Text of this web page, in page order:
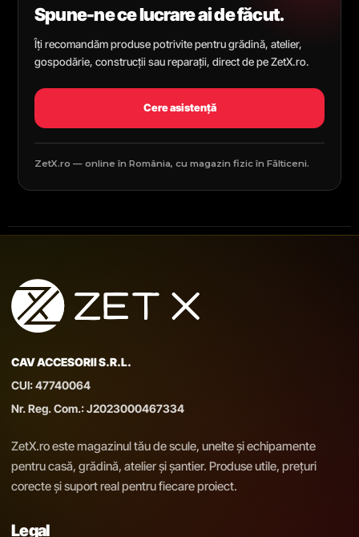
Spune-ne ce lucrare ai de făcut.
Îți recomandăm produse potrivite pentru grădină, atelier,
gospodărie, construcții sau reparații, direct de pe ZetX.ro.
Cere asistență
ZetX.ro — online în România, cu magazin fizic în Fălticeni.
CAV ACCESORII S.R.L.
CUI: 47740064
Nr. Reg. Com.: J2023000467334
ZetX.ro este magazinul tău de scule, unelte și echipamente
pentru casă, grădină, atelier și șantier. Produse utile, prețuri
corecte și suport real pentru fiecare proiect.
Legal